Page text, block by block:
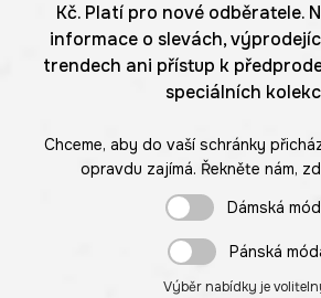
Kč. Platí pro nové odběratele.
informace o slevách,
trendech ani přístup k
speciálních
Chceme, aby do vaší schránky
opravdu zajímá. Řekněte nám,
Dámská
Pánská
Výběr nabídky je